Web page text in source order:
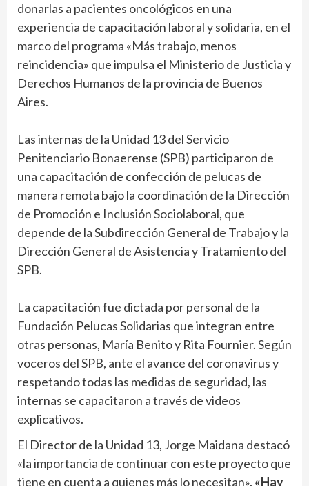
donarlas a pacientes oncológicos en una
experiencia de capacitación laboral y solidaria, en el
marco del programa «Más trabajo, menos
reincidencia» que impulsa el Ministerio de Justicia y
Derechos Humanos de la provincia de Buenos
Aires.
Las internas de la Unidad 13 del Servicio
Penitenciario Bonaerense (SPB) participaron de
una capacitación de confección de pelucas de
manera remota bajo la coordinación de la Dirección
de Promoción e Inclusión Sociolaboral, que
depende de la Subdirección General de Trabajo y la
Dirección General de Asistencia y Tratamiento del
SPB.
La capacitación fue dictada por personal de la
Fundación Pelucas Solidarias que integran entre
otras personas, María Benito y Rita Fournier. Según
voceros del SPB, ante el avance del coronavirus y
respetando todas las medidas de seguridad, las
internas se capacitaron a través de videos
explicativos.
El Director de la Unidad 13, Jorge Maidana destacó
«la importancia de continuar con este proyecto que
tiene en cuenta a quienes más lo necesitan». «Hay